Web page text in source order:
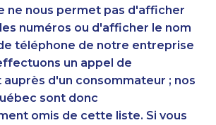
1-438-230-2028
1-780-969-8966
1-587-543-0629
1-438-230-2007
1-514-878-9085
1-587-319-2132
1-438-230-2002
ne nous permet pas d'afficher
numéros ou d'afficher le nom
téléphone de notre entreprise
un appel de
d'un consommateur ; nos
sont donc
omis de cette liste. Si vous